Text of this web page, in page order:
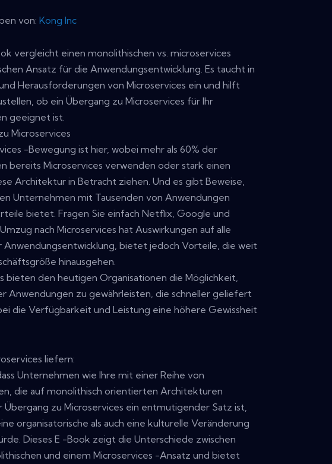
von:Kong Inc
vergleicht einen monolithischen vs. microservices
Ansatz für die Anwendungsentwicklung. Es taucht in
Herausforderungen von Microservices ein und hilft
ob ein Übergang zu Microservices für Ihr
geeignet ist.
Microservices
-Bewegung ist hier, wobei mehr als 60% der
bereits Microservices verwenden oder stark einen
Architektur in Betracht ziehen. Und es gibt Beweise,
Unternehmen mit Tausenden von Anwendungen
bietet. Fragen Sie einfach Netflix, Google und
nach Microservices hat Auswirkungen auf alle
Anwendungsentwicklung, bietet jedoch Vorteile, die weit
hinausgehen.
bieten den heutigen Organisationen die Möglichkeit,
Anwendungen zu gewährleisten, die schneller geliefert
die Verfügbarkeit und Leistung eine höhere Gewissheit
liefern:
Unternehmen wie Ihre mit einer Reihe von
die auf monolithisch orientierten Architekturen
Übergang zu Microservices ein entmutigender Satz ist,
organisatorische als auch eine kulturelle Veränderung
Dieses E -Book zeigt die Unterschiede zwischen
und einem Microservices -Ansatz und bietet